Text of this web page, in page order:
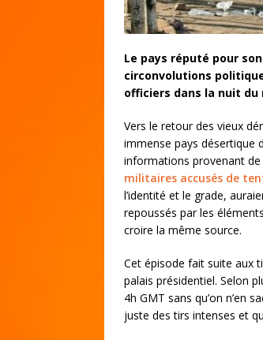
Le pays réputé pour
circonvolutions
officiers dans la nuit du
Vers le retour des vieux
immense pays désertique
informations provenant
militaires accusés de
l’identité et le grade,
repoussés par les
croire la même source.
Cet épisode fait suite aux
palais présidentiel. Selon
4h GMT sans qu’on n’en
juste des tirs intenses et